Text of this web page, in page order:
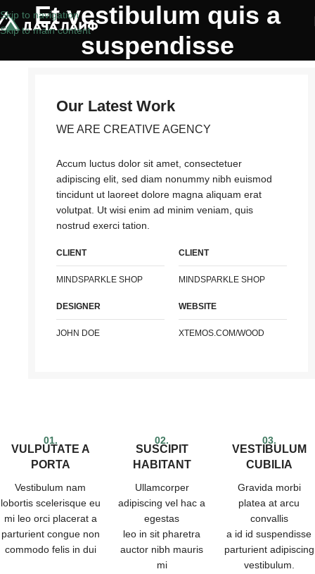
Skip to navigation
Skip to main content
Et vestibulum quis a
suspendisse
Our Latest Work
WE ARE CREATIVE AGENCY
Accum luctus dolor sit amet, consectetuer
adipiscing elit, sed diam nonummy nibh euismod
tincidunt ut laoreet dolore magna aliquam erat
volutpat. Ut wisi enim ad minim veniam, quis
nostrud exerci tation.
CLIENT
MINDSPARKLE SHOP
CLIENT
MINDSPARKLE SHOP
DESIGNER
JOHN DOE
WEBSITE
XTEMOS.COM/WOOD
01.
VULPUTATE A
PORTA
Vestibulum nam
lobortis scelerisque eu
mi leo orci placerat a
parturient congue non
commodo felis in dui
02.
SUSCIPIT
HABITANT
Ullamcorper
adipiscing vel hac a
egestas
leo in sit pharetra
auctor nibh mauris
mi
03.
VESTIBULUM
CUBILIA
Gravida morbi
platea at arcu
convallis
a id id suspendisse
parturient adipiscing
vestibulum.